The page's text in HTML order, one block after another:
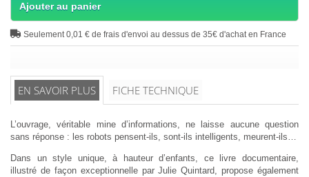
Ajouter au panier
Seulement 0,01 € de frais d'envoi au dessus de 35€ d'achat en France
EN SAVOIR PLUS FICHE TECHNIQUE
L’ouvrage, véritable mine d’informations, ne laisse aucune question
sans réponse : les robots pensent-ils, sont-ils intelligents, meurent-ils…
Dans un style unique, à hauteur d’enfants, ce livre documentaire,
illustré de façon exceptionnelle par Julie Quintard, propose également